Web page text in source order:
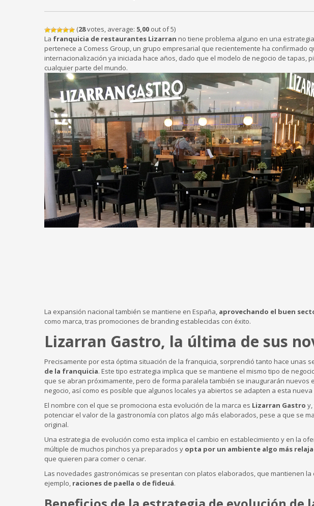
(28votes, average: 5,00 out of 5)
La franquicia de restaurantes Lizarran no tiene problema alguno en una
pertenece a Comess Group, un grupo empresarial que recientemente ha confirmado
internacionalización ya iniciada hace años, dado que el modelo de negocio de tapas,
cualquier parte del mundo.
La expansión nacional también se mantiene en España, aprovechando el buen
como marca, tras promociones de branding establecidas con éxito.
Lizarran Gastro, la última de sus
Precisamente por esta óptima situación de la franquicia, sorprendió tanto hace unas
de la franquicia. Este tipo estrategia implica que se mantiene el mismo tipo de
que se abran próximamente, pero de forma paralela también se inaugurarán nuevos
negocio, así como es posible que algunos locales ya abiertos se adapten a esta
El nombre con el que se promociona esta evolución de la marca es Lizarran Gastro
potenciar el valor de la gastronomía con platos algo más elaborados, pese a que se
original.
Una estrategia de evolución como esta implica el cambio en establecimiento y en la
múltiple de muchos pinchos ya preparados y opta por un ambiente algo más
que quieren para comer o cenar.
Las novedades gastronómicas se presentan con platos elaborados, que mantienen
ejemplo, raciones de paella o de fideuá.